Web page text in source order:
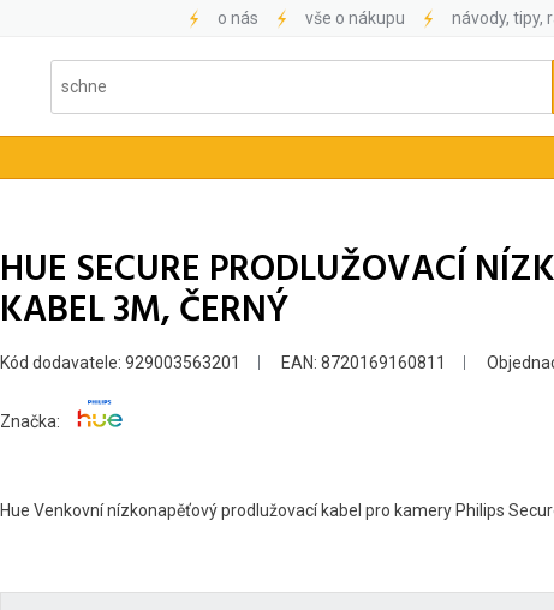
o nás vše o nákupu návody, tipy,
HUE SECURE PRODLUŽOVACÍ
KABEL 3M, ČERNÝ
Kód dodavatele: 929003563201 EAN: 8720169160811
Značka:
Hue Venkovní nízkonapěťový prodlužovací kabel pro kamery Philips